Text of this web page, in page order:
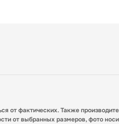
от фактических. Также
от выбранных размеров, фото